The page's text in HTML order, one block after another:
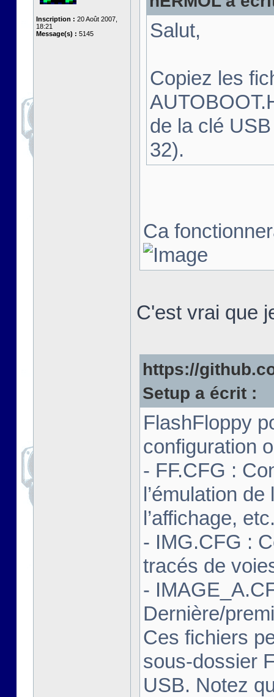
Inscription : 20 Août 2007,
18:21
Message(s) : 5145 Salut,
Copiez les
de la clé
32).
Ca
C'est vrai que
https://
Setup a écrit :
FlashFloppy
configuration
- FF.CFG :
l’émulation
l’affichage,
- IMG.CFG :
tracés de
-
Dernière/
Ces fichiers
sous-dossier
USB. Notez